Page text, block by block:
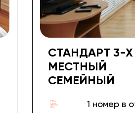
СТАНДАРТ 3-Х
МЕСТНЫЙ
СЕМЕЙНЫЙ
1 номер в